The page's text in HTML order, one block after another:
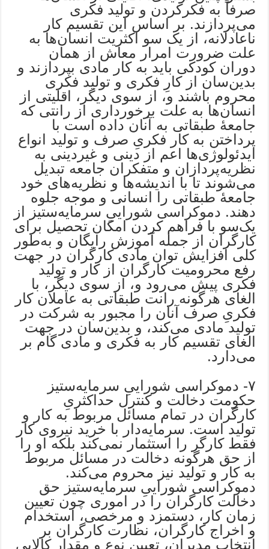
صرفاً به فکرکردن و تولید فکری
‌می‌پردازند. بر اساس این تقسیم کار
ناعادلانه، از یک سو اکثریت انسان‌ها به
علت ضرورت امرار معاش از همان
دوران کودکی باید به کار مادی بپردازند و
بدین‌سان از کارِ فکری و تولید فکری
محروم باشند و، از سوی دیگر، اقلیتی از
انسان‌ها به علت برخورداری از رانتی که
جامعۀ طبقاتی به آنان داده است با
پرداختن به کار فکریِ صرف و تولید انواع
ایدئولوژی‌ها اعم از دینی و غیردینی به
نظریه‌پردازان و متفکران جامعه تبدیل
می‌شوند تا با اندیشه‌ها و نظریه‌های خود
جامعۀ طبقاتی را انسانی و موجه جلوه
دهند. دموکراسی شوراییِ سرمایه‌ستیز از
یک‌سو با فراهم کردن امکان تحصیل برای
کارگران از جمله آموزش رایگان و به‌طور
کلی افزایش توان مادی کارگران در جهت
رفع محرومیت کارگران از کار و تولید
فکری پیش می‌رود و، از سوی دیگر، با
الغای هرگونه رانت طبقاتی به عاملان کار
فکریِ صرف آنان را مجبور به شرکت در
تولید مادی می‌کند، و بدین‌سان در جهت
الغای تقسیم کار به فکری و مادی گام بر
می‌دارد.
۷- دموکراسی شوراییِ سرمایه‌ستیز
حکومت دخالت و کنترل حداکثریِ
کارگران در تمام مسائل مربوط به کار و
تولید است. سرمایه‌دار با خرید نیروی کار
فقط کارگر را استثمار نمی‌کند بلکه او را
از حق هرگونه دخالت در مسائل مربوط
به کار و تولید نیز محروم می‌کند.
دموکراسی شوراییِ سرمایه‌ستیز حق
دخالت کارگران را در اموری چون تعیین
زمان کار، دستمزد و مرخصی، استخدام
و اخراج کارگران، نظارت کارگران بر
انتخاب مدیران، تعیین نوع و مقدار کالایی